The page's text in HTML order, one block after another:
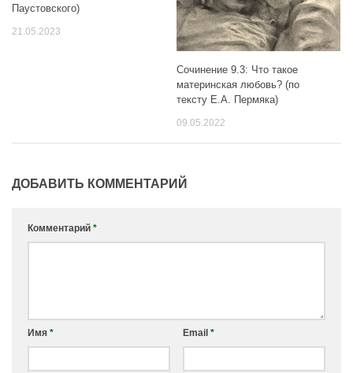
Паустовского)
21.05.2023
Сочинение 9.3: Что такое
материнская любовь? (по
тексту Е.А. Пермяка)
09.05.2022
ДОБАВИТЬ КОММЕНТАРИЙ
Комментарий *
Имя * Email *